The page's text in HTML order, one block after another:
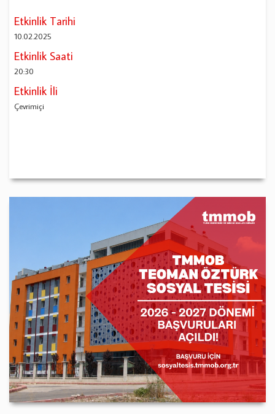
Etkinlik Tarihi
10.02.2025
Etkinlik Saati
20:30
Etkinlik İli
Çevrimiçi